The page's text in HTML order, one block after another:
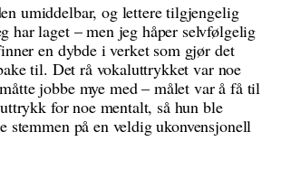
umiddelbar, og lettere tilgjengelig
har laget – men jeg håper selvfølgelig
en dybde i verket som gjør det
til. Det rå vokaluttrykket var noe
jobbe mye med – målet var å få til
for noe mentalt, så hun ble
stemmen på en veldig ukonvensjonell